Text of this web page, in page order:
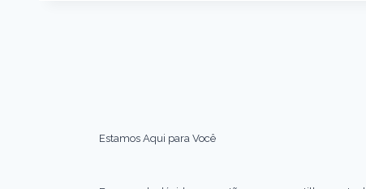
Estamos Aqui para Você